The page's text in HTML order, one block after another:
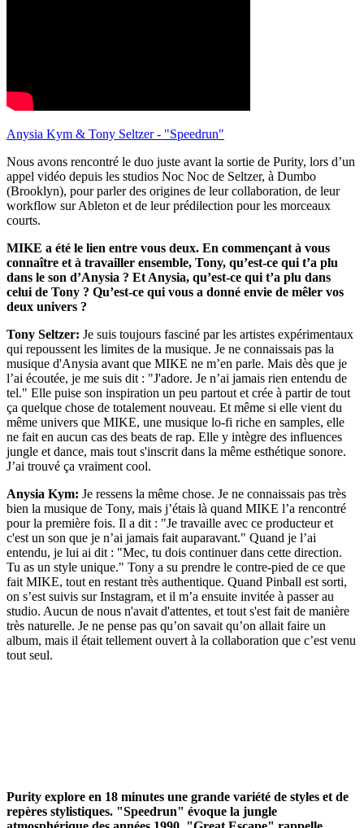
Anysia Kym & Tony Seltzer - "Speedrun"
Nous avons rencontré le duo juste avant la sortie de Purity, lors d’un
appel vidéo depuis les studios Noc Noc de Seltzer, à Dumbo
(Brooklyn), pour parler des origines de leur collaboration, de leur
workflow sur Ableton et de leur prédilection pour les morceaux
courts.
MIKE a été le lien entre vous deux. En commençant à vous
connaître et à travailler ensemble, Tony, qu’est-ce qui t’a plu
dans le son d’Anysia ? Et Anysia, qu’est-ce qui t’a plu dans
celui de Tony ? Qu’est-ce qui vous a donné envie de mêler vos
deux univers ?
Tony Seltzer: Je suis toujours fasciné par les artistes expérimentaux
qui repoussent les limites de la musique. Je ne connaissais pas la
musique d'Anysia avant que MIKE ne m’en parle. Mais dès que je
l’ai écoutée, je me suis dit : "J'adore. Je n’ai jamais rien entendu de
tel." Elle puise son inspiration un peu partout et crée à partir de tout
ça quelque chose de totalement nouveau. Et même si elle vient du
même univers que MIKE, une musique lo-fi riche en samples, elle
ne fait en aucun cas des beats de rap. Elle y intègre des influences
jungle et dance, mais tout s'inscrit dans la même esthétique sonore.
J’ai trouvé ça vraiment cool.
Anysia Kym: Je ressens la même chose. Je ne connaissais pas très
bien la musique de Tony, mais j’étais là quand MIKE l’a rencontré
pour la première fois. Il a dit : "Je travaille avec ce producteur et
c'est un son que je n’ai jamais fait auparavant." Quand je l’ai
entendu, je lui ai dit : "Mec, tu dois continuer dans cette direction.
Tu as un style unique." Tony a su prendre le contre-pied de ce que
fait MIKE, tout en restant très authentique. Quand Pinball est sorti,
on s’est suivis sur Instagram, et il m’a ensuite invitée à passer au
studio. Aucun de nous n'avait d'attentes, et tout s'est fait de manière
très naturelle. Je ne pense pas qu’on savait qu’on allait faire un
album, mais il était tellement ouvert à la collaboration que c’est venu
tout seul.
Purity explore en 18 minutes une grande variété de styles et de
repères stylistiques. "Speedrun" évoque la jungle